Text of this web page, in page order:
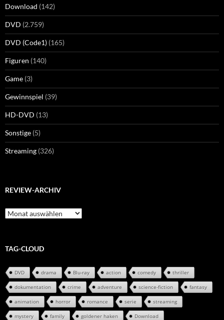
Download (142)
DVD (2.759)
DVD (Code1) (165)
Figuren (140)
Game (3)
Gewinnspiel (39)
HD-DVD (13)
Sonstige (5)
Streaming (326)
REVIEW-ARCHIV
Review-
Archiv
TAG-CLOUD
DVD drama Blu-ray action comedy thriller
dokumentation crime adventure science-fiction fantasy
animation horror romance serie streaming
mystery family goldener haken Download